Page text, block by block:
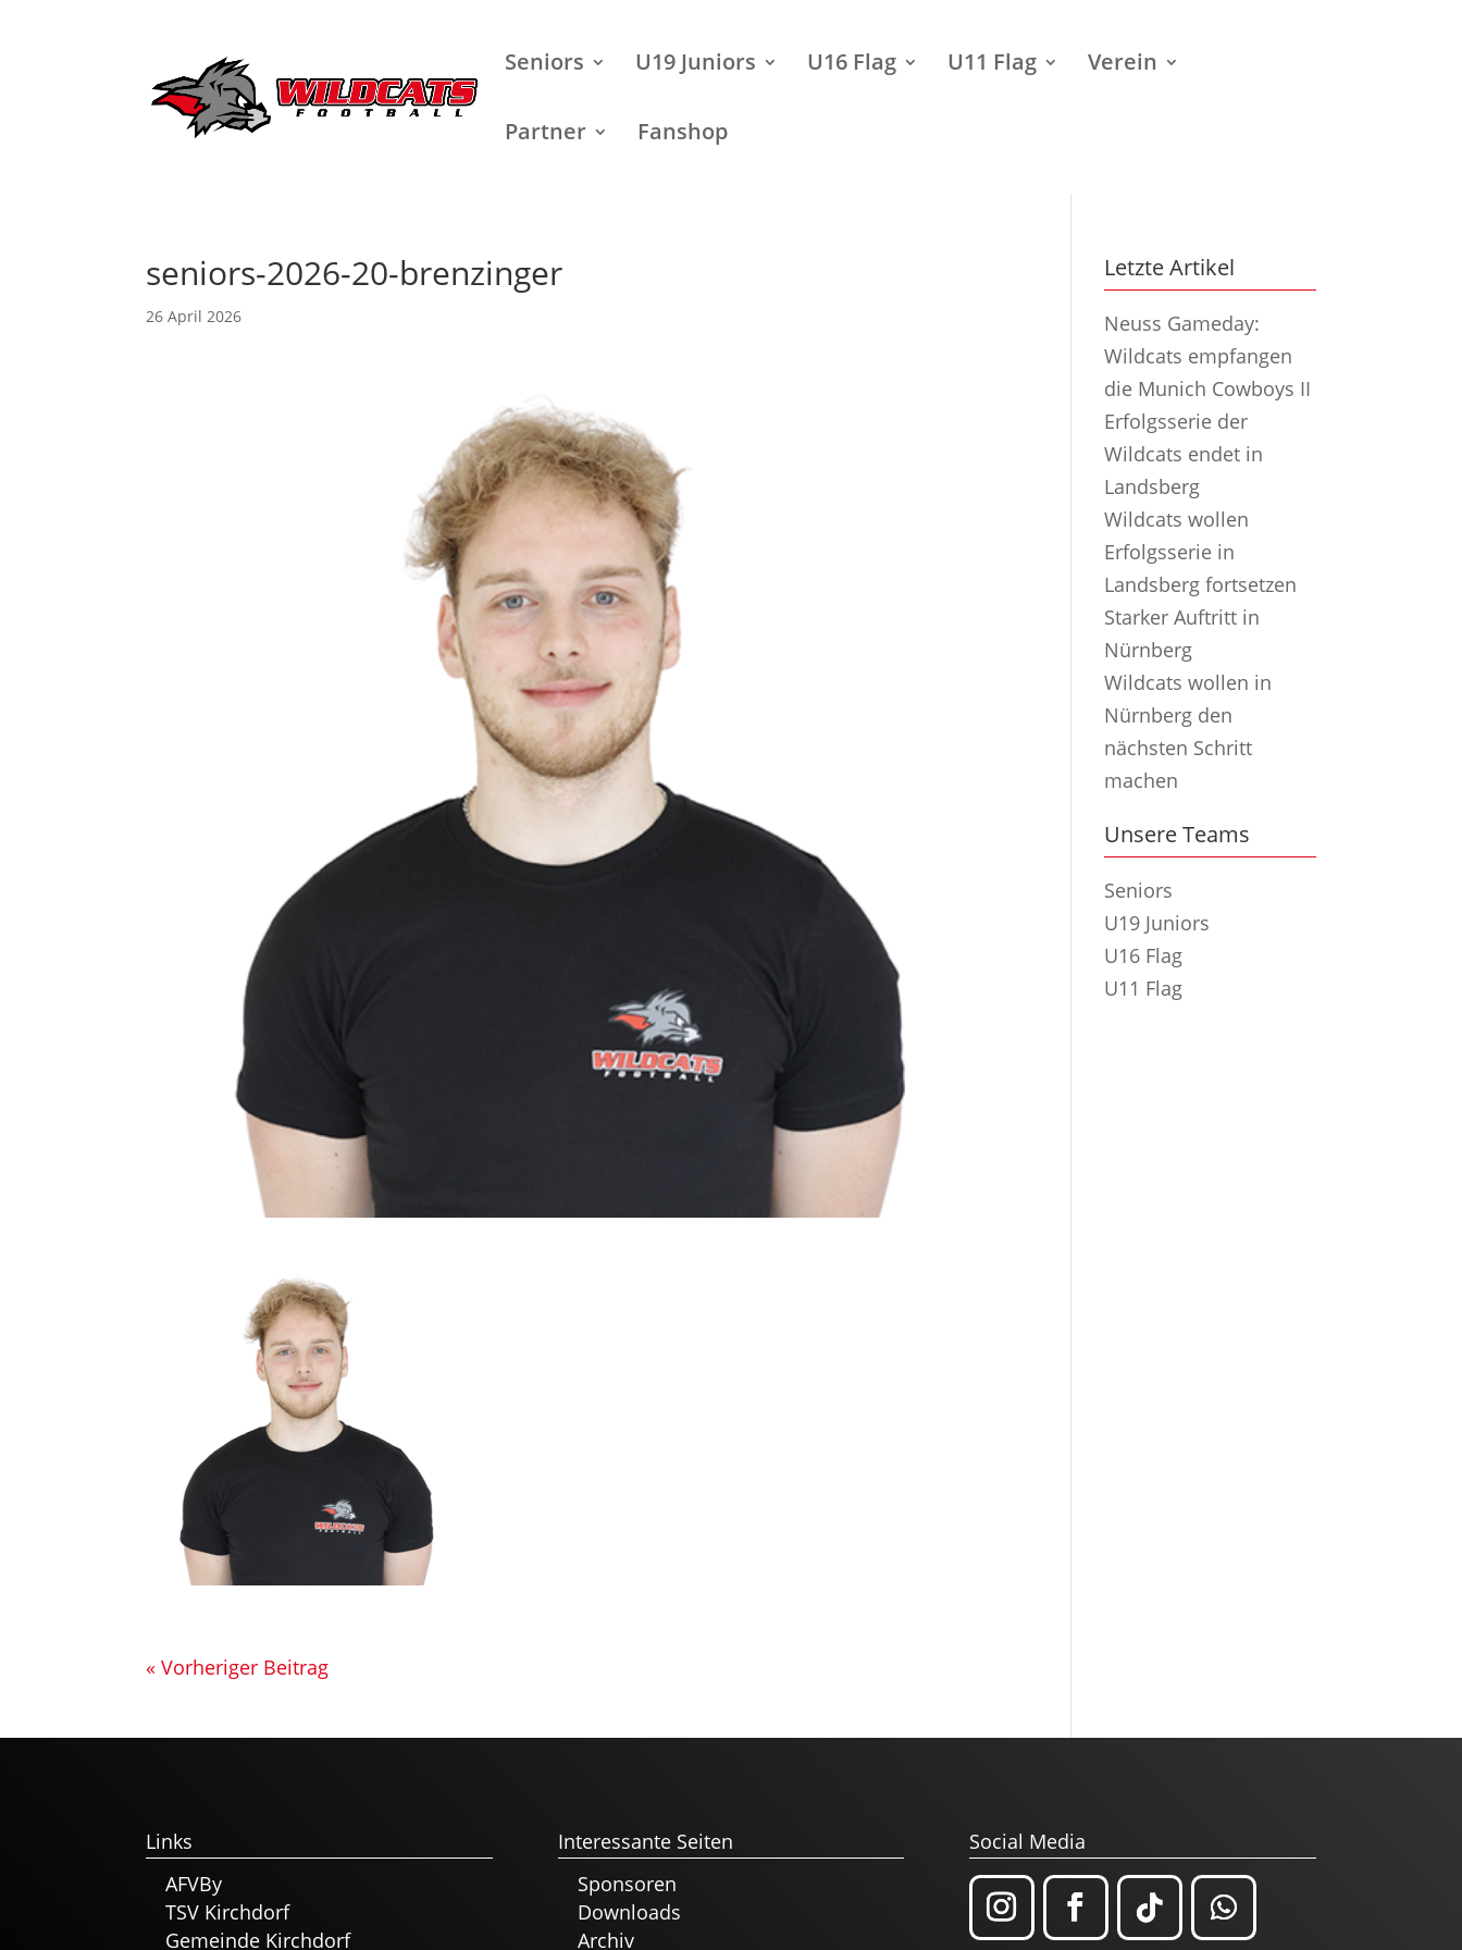
Seniors U19 Juniors U16 Flag U11 Flag Verein
Partner Fanshop
seniors-2026-20-brenzinger
26 April 2026
« Vorheriger Beitrag
Letzte Artikel
Neuss Gameday:
Wildcats empfangen
die Munich Cowboys II
Erfolgsserie der
Wildcats endet in
Landsberg
Wildcats wollen
Erfolgsserie in
Landsberg fortsetzen
Starker Auftritt in
Nürnberg
Wildcats wollen in
Nürnberg den
nächsten Schritt
machen
Unsere Teams
Seniors
U19 Juniors
U16 Flag
U11 Flag
Links
AFVBy
TSV Kirchdorf
Gemeinde Kirchdorf
Interessante Seiten
Sponsoren
Downloads
Archiv
Social Media